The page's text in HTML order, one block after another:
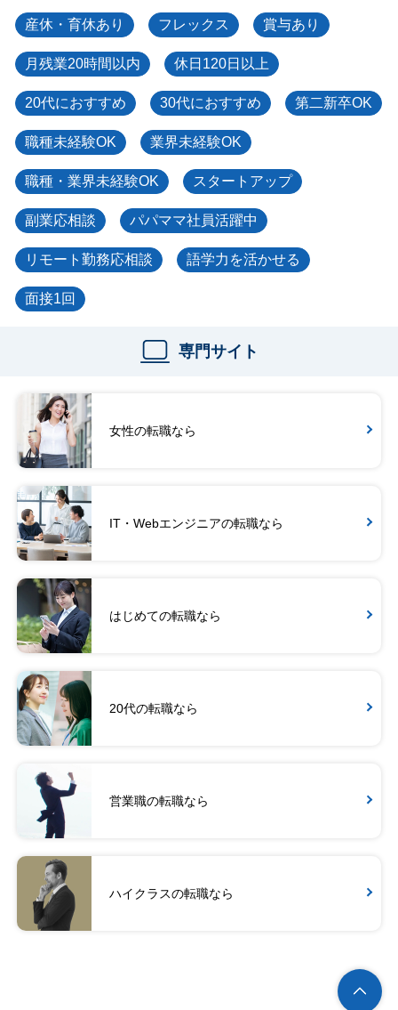
産休・育休あり フレックス 賞与あり
月残業20時間以内 休日120日以上
20代におすすめ 30代におすすめ 第二新卒OK
職種未経験OK 業界未経験OK
職種・業界未経験OK スタートアップ
副業応相談 パパママ社員活躍中
リモート勤務応相談 語学力を活かせる
面接1回
専門サイト
女性の転職なら
IT・Webエンジニアの転職なら
はじめての転職なら
20代の転職なら
営業職の転職なら
ハイクラスの転職なら